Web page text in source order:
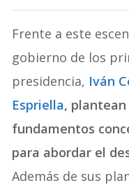
Frente a este
gobierno de los
presidencia, Iván
Espriella,
fundamentos
para abordar el
Además de sus